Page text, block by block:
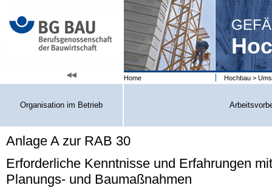
Home Hochbau >
Organisation im Betrieb
Anlage A zur RAB 30
Erforderliche Kenntnisse und Erfahrungen
Planungs- und Baumaßnahmen